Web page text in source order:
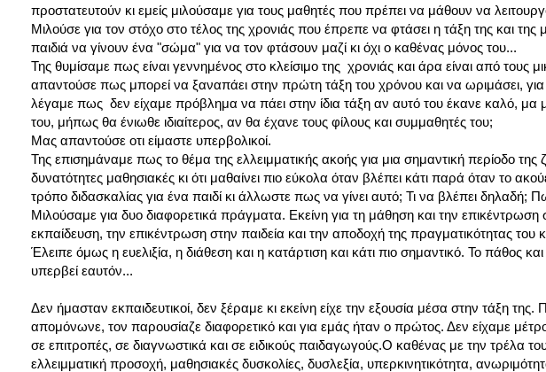
προστατευτούν κι εμείς μιλούσαμε για τους μαθητές που πρέπει να μάθουν να
Μιλούσε για τον στόχο στο τέλος της χρονιάς που έπρεπε να φτάσει η τάξη της και
παιδιά να γίνουν ένα "σώμα" για να τον φτάσουν μαζί κι όχι ο καθένας μόνος του...
Της θυμίσαμε πως είναι γεννημένος στο κλείσιμο της χρονιάς και άρα είναι από τους
απαντούσε πως μπορεί να ξαναπάει στην πρώτη τάξη του χρόνου και να ωριμάσει,
λέγαμε πως δεν είχαμε πρόβλημα να πάει στην ίδια τάξη αν αυτό του έκανε καλό, μα
του, μήπως θα ένιωθε ιδιαίτερος, αν θα έχανε τους φίλους και συμμαθητές του;
Μας απαντούσε οτι είμαστε υπερβολικοί.
Της επισημάναμε πως το θέμα της ελλειμματικής ακοής για μια σημαντική περίοδο της
δυνατότητες μαθησιακές κι ότι μαθαίνει πιο εύκολα όταν βλέπει κάτι παρά όταν το
τρόπο διδασκαλίας για ένα παιδί κι άλλωστε πως να γίνει αυτό; Τι να βλέπει δηλαδή;
Μιλούσαμε για δυο διαφορετικά πράγματα. Εκείνη για τη μάθηση και την
εκπαίδευση, την επικέντρωση στην παιδεία και την αποδοχή της πραγματικότητας του
Έλειπε όμως η ευελιξία, η διάθεση και η κατάρτιση και κάτι πιο σημαντικό. Το πάθος
υπερβεί εαυτόν...
Δεν ήμασταν εκπαιδευτικοί, δεν ξέραμε κι εκείνη είχε την εξουσία μέσα στην τάξη
απομόνωνε, τον παρουσίαζε διαφορετικό και για εμάς ήταν ο πρώτος. Δεν είχαμε
σε επιτροπές, σε διαγνωστικά και σε ειδικούς παιδαγωγούς.Ο καθένας με την τρέλα
ελλειμματική προσοχή, μαθησιακές δυσκολίες, δυσλεξία, υπερκινητικότητα,